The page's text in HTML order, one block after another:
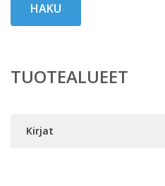
HAKU
TUOTEALUEET
Kirjat